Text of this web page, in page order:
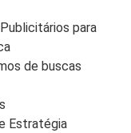
para
de buscas
Estratégia